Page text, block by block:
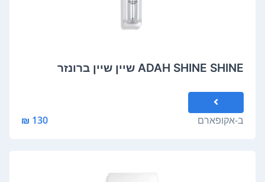
ADAH SHINE SHINE שיין שיין ברונזר
ב-אקופארם 130 ₪